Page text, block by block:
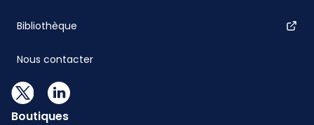
Bibliothèque
Nous contacter
Boutiques